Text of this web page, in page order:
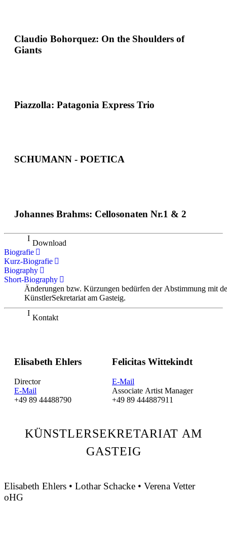
Claudio Bohor­quez: On the Shoulders of
Giants
Piazzolla: Patagonia Express Trio
SCHUMANN - POETICA
Johannes Brahms: Cellosonaten Nr.1 & 2
Download
Biografie
Kurz-Biografie
Biography
Short-Biography
Änderungen bzw. Kürzungen bedürfen der Abstimmung mit
KünstlerSekretariat am Gasteig.
Kontakt
Elisabeth Ehlers
Director
E-Mail
+49 89 44488790
Felicitas Wittekindt
E-Mail
Associate Artist Manager
+49 89 444887911
KÜNSTLERSEKRETARIAT AM
GASTEIG
Elisabeth Ehlers • Lothar Schacke • Verena Vetter
oHG